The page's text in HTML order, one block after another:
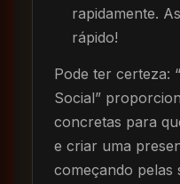
rapidamente.
rápido!
Pode ter certeza:
Social”
concretas para
e criar uma
começando pelas